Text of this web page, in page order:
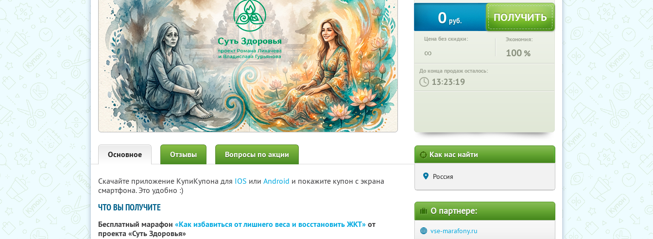
0 руб.
Цена без скидки:
∞
Экономия:
100 %
До конца продаж осталось:
: :
Основное Отзывы Вопросы по акции
Скачайте приложение КупиКупона для IOS или Android и покажите купон с экрана
смартфона. Это удобно :)
ЧТО ВЫ ПОЛУЧИТЕ
Бесплатный марафон «Как избавиться от лишнего веса и восстановить ЖКТ»от
проекта «Суть Здоровья»
Как нас найти
Россия
О партнере:
vse-marafony.ru